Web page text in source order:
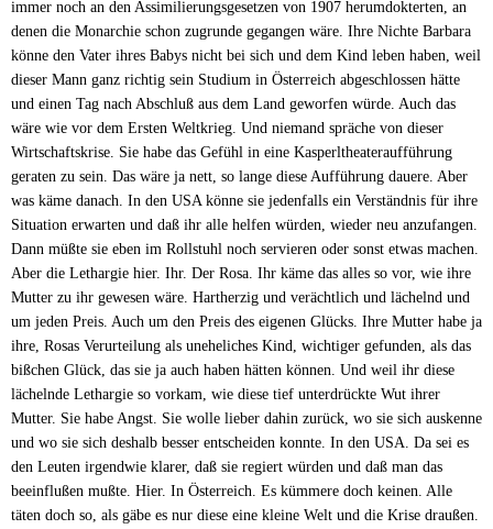
immer noch an den Assimilierungsgesetzen von 1907 herumdokterten, an
denen die Monarchie schon zugrunde gegangen wäre. Ihre Nichte Barbara
könne den Vater ihres Babys nicht bei sich und dem Kind leben haben, weil
dieser Mann ganz richtig sein Studium in Österreich abgeschlossen hätte
und einen Tag nach Abschluß aus dem Land geworfen würde. Auch das
wäre wie vor dem Ersten Weltkrieg. Und niemand spräche von dieser
Wirtschaftskrise. Sie habe das Gefühl in eine Kasperltheateraufführung
geraten zu sein. Das wäre ja nett, so lange diese Aufführung dauere. Aber
was käme danach. In den USA könne sie jedenfalls ein Verständnis für ihre
Situation erwarten und daß ihr alle helfen würden, wieder neu anzufangen.
Dann müßte sie eben im Rollstuhl noch servieren oder sonst etwas machen.
Aber die Lethargie hier. Ihr. Der Rosa. Ihr käme das alles so vor, wie ihre
Mutter zu ihr gewesen wäre. Hartherzig und verächtlich und lächelnd und
um jeden Preis. Auch um den Preis des eigenen Glücks. Ihre Mutter habe ja
ihre, Rosas Verurteilung als uneheliches Kind, wichtiger gefunden, als das
bißchen Glück, das sie ja auch haben hätten können. Und weil ihr diese
lächelnde Lethargie so vorkam, wie diese tief unterdrückte Wut ihrer
Mutter. Sie habe Angst. Sie wolle lieber dahin zurück, wo sie sich auskenne
und wo sie sich deshalb besser entscheiden konnte. In den USA. Da sei es
den Leuten irgendwie klarer, daß sie regiert würden und daß man das
beeinflußen mußte. Hier. In Österreich. Es kümmere doch keinen. Alle
täten doch so, als gäbe es nur diese eine kleine Welt und die Krise draußen.